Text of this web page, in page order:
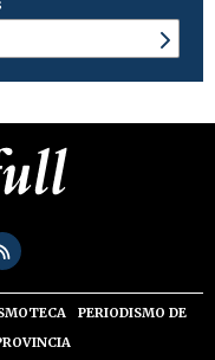
PERIODISMO DE